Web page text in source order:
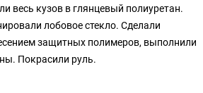
весь кузов в глянцевый полиуретан.
лобовое стекло. Сделали
защитных полимеров, выполнили
Покрасили руль.